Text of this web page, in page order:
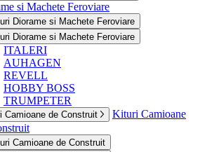
si Machete Feroviare
Diorame si Machete Feroviare
Diorame si Machete Feroviare
ITALERI
AUHAGEN
REVELL
HOBBY BOSS
TRUMPETER
Camioane de Construit
Kituri Camioane
Camioane de Construit